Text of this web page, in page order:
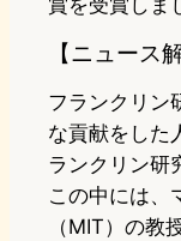
賞を受賞しま
【ニュース
フランクリン
な貢献をした
ランクリン研
この中には、
（MIT）の教